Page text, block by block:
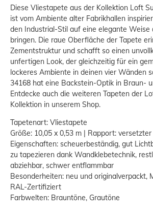
Diese Vliestapete aus der Kollektion Loft
ist vom Ambiente alter Fabrikhallen
den Industrial-Stil auf eine elegante Weise
bringen. Die raue Oberfläche der Tapete
Zementstruktur und schafft so einen
unfertigen Look, der gleichzeitig für ein
lockeres Ambiente in deinen vier Wänden
34168 hat eine Backstein-Optik in Braun-
Entdecke auch die weiteren Tapeten der
Kollektion in unserem Shop.
Tapetenart: Vliestapete
Größe: 10,05 x 0,53 m | Rapport:
Eigenschaften: scheuerbeständig, gut
zu tapezieren dank Wandklebetechnik,
abziehbar, schwer entflammbar
Besonderheiten: neu und originalverpackt,
RAL-Zertifiziert
Farbwelten: Brauntöne, Grautöne